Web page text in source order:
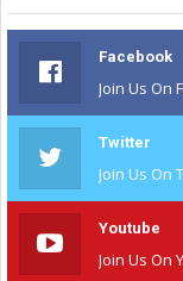
Facebook
Join Us On
Twitter
Join Us On
Youtube
Join Us On